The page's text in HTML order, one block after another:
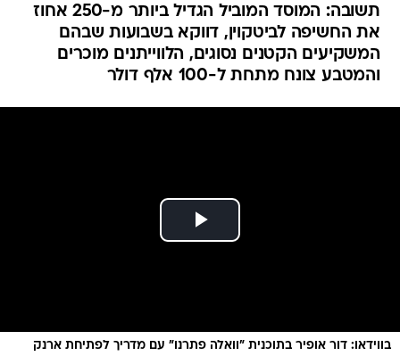
תשובה: המוסד המוביל הגדיל ביותר מ-250 אחוז
את החשיפה לביטקוין, דווקא בשבועות שבהם
המשקיעים הקטנים נסוגים, הלווייתנים מוכרים
והמטבע צונח מתחת ל-100 אלף דולר
בווידאו: דור אופיר בתוכנית "וואלה פתרנו" עם מדריך לפתיחת ארנק